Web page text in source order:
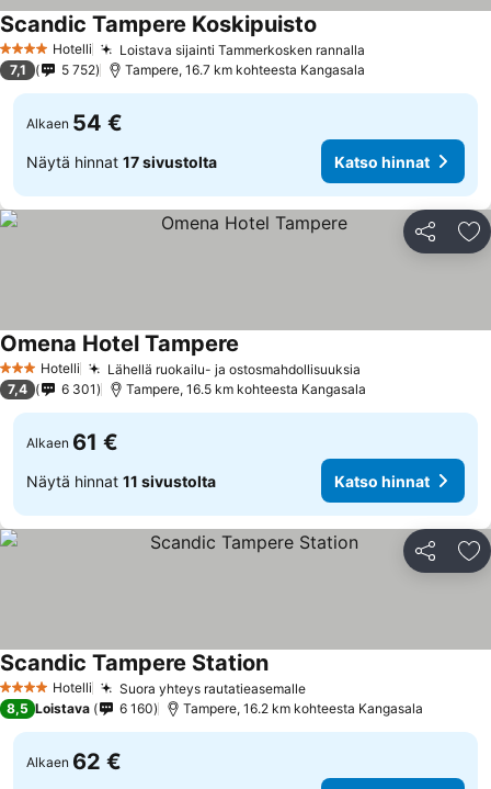
4 Tähtiluokitus
Hotelli Loistava sijainti Tammerkosken rannalla
Scandic Tampere Koskipuisto
7,1 5 752 Tampere, 16.7 km kohteesta Kangasala
Alkaen 54 €
Näytä hinnat 17 sivustolta Katso hinnat
Jaa
3 Tähtiluokitus
Hotelli Lähellä ruokailu- ja ostosmahdollisuuksia
Omena Hotel Tampere
7,4 6 301 Tampere, 16.5 km kohteesta Kangasala
Alkaen 61 €
Näytä hinnat 11 sivustolta Katso hinnat
Jaa
4 Tähtiluokitus
Hotelli Suora yhteys rautatieasemalleKatso hinnat
Scandic Tampere StationKatso hinnat
8,5 Loistava 6 160 Tampere, 16.2 km kohteesta Kangasala
Alkaen 62 €